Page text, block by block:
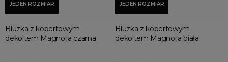
Bluzki na ramiączkach
Bluzki koronkowe
Bluzki eleganckie
KOLOR
białe
JEDEN ROZMIAR
Bluzka z kopertowym
dekoltem Magnolia czarna
JEDEN ROZMIAR
Bluzka z kopertowym
dekoltem Magnolia biała